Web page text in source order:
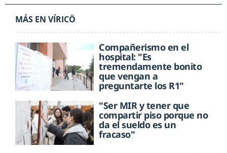
MÁS EN VÍRICÖ
Compañerismo en el
hospital: "Es
tremendamente bonito
que vengan a
preguntarte los R1"
"Ser MIR y tener que
compartir piso porque no
da el sueldo es un
fracaso"